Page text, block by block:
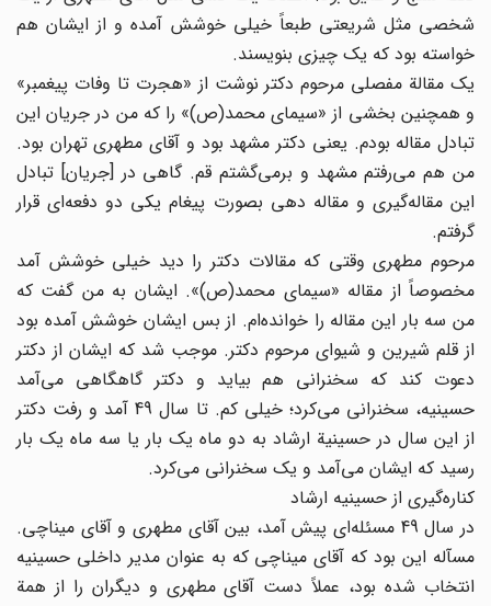
شخصی مثل شریعتی طبعاً خیلی خوشش آمده و از ایشان هم
خواسته بود که یک چیزی بنویسند.
یک مقالة مفصلی مرحوم دکتر نوشت از «هجرت تا وفات پیغمبر»
و همچنین بخشی از «سیمای محمد(ص)» را که من در جریان این
تبادل مقاله بودم. یعنی دکتر مشهد بود و آقای مطهری تهران بود.
من هم می‌رفتم مشهد و برمی‌گشتم قم. گاهی در [جریان] تبادل
این مقاله‌گیری و مقاله دهی بصورت پیغام یکی دو دفعه‌ای قرار
گرفتم.
مرحوم مطهری وقتی که مقالات دکتر را دید خیلی خوشش آمد
مخصوصاً از مقاله «سیمای محمد(ص)». ایشان به من گفت که
من سه بار این مقاله را خوانده‌ام. از بس ایشان خوشش آمده بود
از قلم شیرین و شیوای مرحوم دکتر. موجب شد که ایشان از دکتر
دعوت کند که سخنرانی هم بیاید و دکتر گاهگاهی می‌آمد
حسینیه، سخنرانی می‌کرد؛ خیلی کم. تا سال 49 آمد و رفت دکتر
از این سال در حسینیة ارشاد به دو ماه یک بار یا سه ماه یک بار
رسید که ایشان می‌آمد و یک سخنرانی می‌کرد.
کناره‌گیری از حسینیه ارشاد
در سال 49 مسئله‌ای پیش آمد، بین آقای مطهری و آقای میناچی.
مسآله این بود که آقای میناچی که به عنوان مدیر داخلی حسینیه
انتخاب شده بود، عملاً دست آقای مطهری و دیگران را از همة